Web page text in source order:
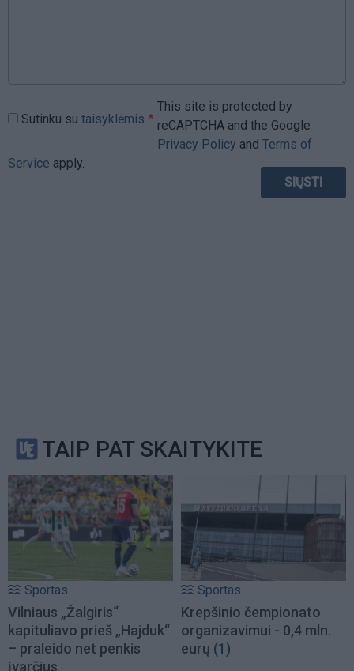
Sutinku su taisyklėmis
This site is protected by
reCAPTCHA and the Google
Privacy Policy and Terms of
Service apply.
TAIP PAT SKAITYKITE
Sportas
Vilniaus „Žalgiris“
kapituliavo prieš „Hajduk“
– praleido net penkis
įvarčius
Sportas
Krepšinio čempionato
organizavimui - 0,4 mln.
eurų (1)